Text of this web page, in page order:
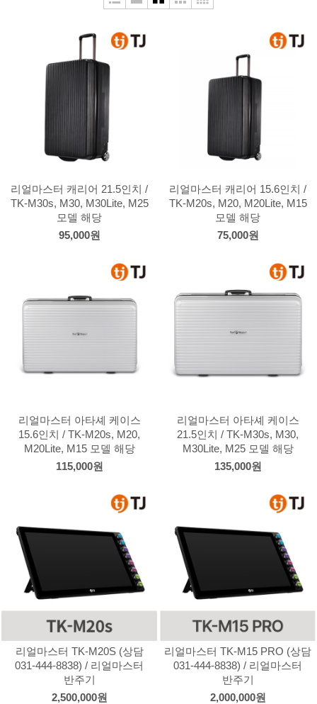
리얼마스터 캐리어 21.5인치 /
TK-M30s, M30, M30Lite, M25
모델 해당
95,000원
리얼마스터 캐리어 15.6인치 /
TK-M20s, M20, M20Lite, M15
모델 해당
75,000원
리얼마스터 아타셰 케이스
15.6인치 / TK-M20s, M20,
M20Lite, M15 모델 해당
115,000원
리얼마스터 아타셰 케이스
21.5인치 / TK-M30s, M30,
M30Lite, M25 모델 해당
135,000원
리얼마스터 TK-M20S (상담
031-444-8838) / 리얼마스터
반주기
2,500,000원
리얼마스터 TK-M15 PRO (상담
031-444-8838) / 리얼마스터
반주기
2,000,000원